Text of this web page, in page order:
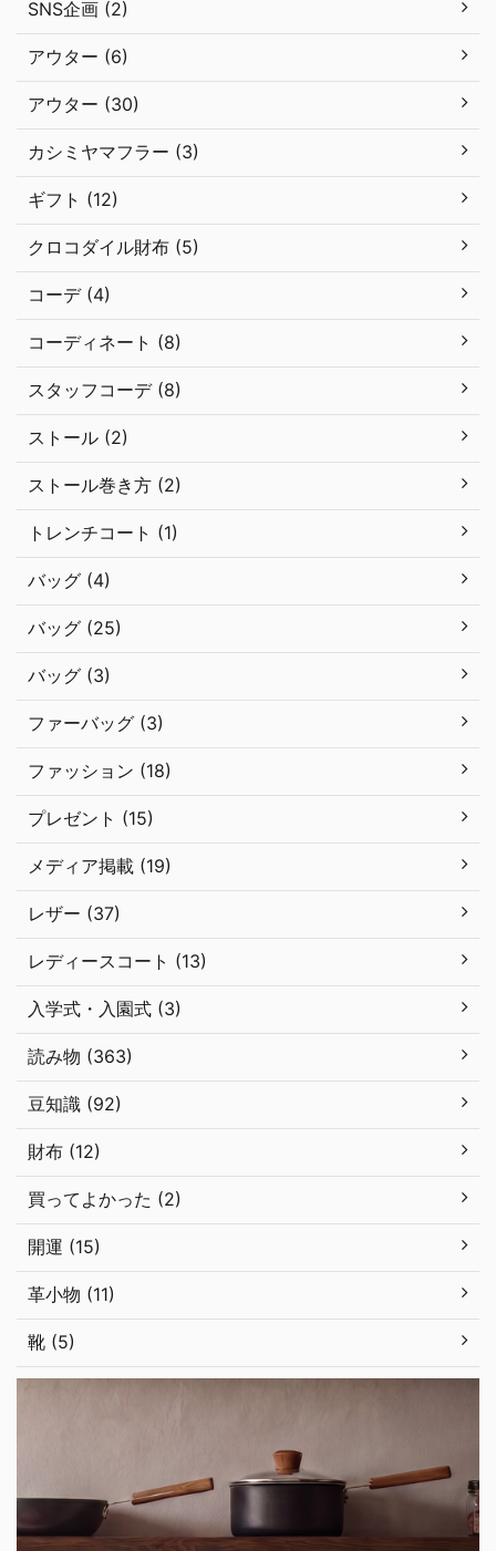
SNS企画 (2)
アウター (6)
アウター (30)
カシミヤマフラー (3)
ギフト (12)
クロコダイル財布 (5)
コーデ (4)
コーディネート (8)
スタッフコーデ (8)
ストール (2)
ストール巻き方 (2)
トレンチコート (1)
バッグ (4)
バッグ (25)
バッグ (3)
ファーバッグ (3)
ファッション (18)
プレゼント (15)
メディア掲載 (19)
レザー (37)
レディースコート (13)
入学式・入園式 (3)
読み物 (363)
豆知識 (92)
財布 (12)
買ってよかった (2)
開運 (15)
革小物 (11)
靴 (5)